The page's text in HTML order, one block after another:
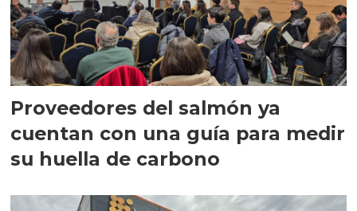
Proveedores del salmón ya
cuentan con una guía para medir
su huella de carbono